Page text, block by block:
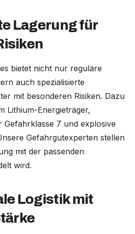
Lagerung für
bietet nicht nur reguläre
auch spezialisierte
mit besonderen Risiken. Dazu
Lithium-Energieträger,
Gefahrklasse 7 und explosive
Gefahrgutexperten stellen
mit der passenden
wird.
Logistik mit